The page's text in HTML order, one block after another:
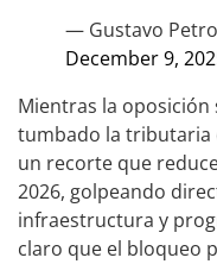
— Gustavo
December 9,
Mientras la
tumbado la tributaria
un recorte que
2026, golpeando
infraestructura y
claro que el bloqueo